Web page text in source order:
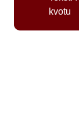
kvotu